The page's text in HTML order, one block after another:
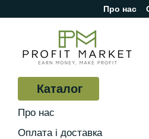
Перейти до основного контенту
Про нас
Відгуки
Каталог
Про нас
Оплата і доставка